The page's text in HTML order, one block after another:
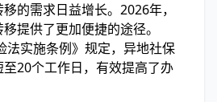
的需求日益增长。2026年，
提供了更加便捷的途径。
法实施条例》规定，异地社保
20个工作日，有效提高了办